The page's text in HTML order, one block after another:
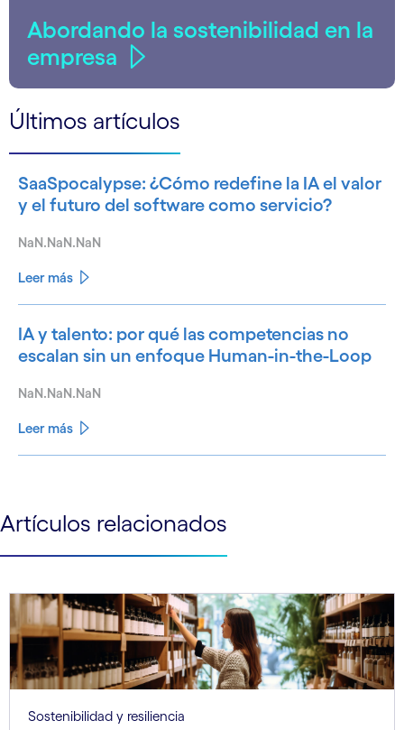
Abordando la sostenibilidad en la
empresa
Últimos artículos
SaaSpocalypse: ¿Cómo redefine la IA el valor
y el futuro del software como servicio?
NaN.NaN.NaN
Leer más
IA y talento: por qué las competencias no
escalan sin un enfoque Human-in-the-Loop
NaN.NaN.NaN
Leer más
Artículos relacionados
Sostenibilidad y resiliencia